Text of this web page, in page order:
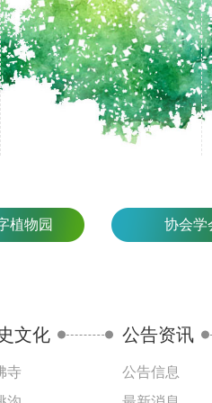
植物园 协会学
文化
寺
公告资讯
公告信息